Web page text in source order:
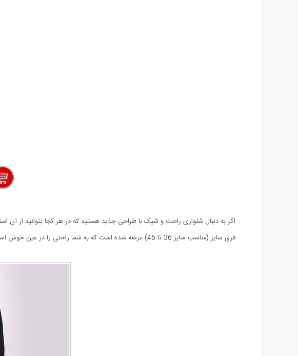
فری سایز (مناسب سایز 36 تا 46) عرضه شده است که به شما راحتی را در عین خوش استایل بودن هدیه می دهد.